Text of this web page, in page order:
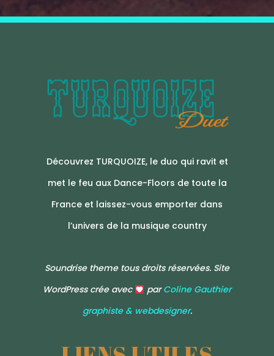
Découvrez TURQUOIZE, le duo qui ravit et
met le feu aux Dance-Floors de toute la
France et laissez-vous emporter dans
l’univers de la musique country
Soundrise theme tous droits réservées. Site
WordPress crée avec
parColine Gauthier
graphiste & webdesigner.